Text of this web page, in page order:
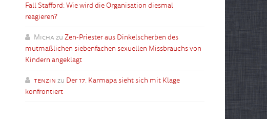
Fall Stafford: Wie wird die Organisation diesmal
reagieren?
Micha zu Zen-Priester aus Dinkelscherben des
mutmaßlichen siebenfachen sexuellen Missbrauchs von
Kindern angeklagt
tenzin zu Der 17. Karmapa sieht sich mit Klage
konfrontiert